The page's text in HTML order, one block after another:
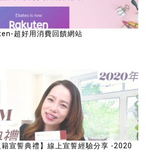
超好用消費回饋網站
宣誓典禮】線上宣誓經驗分享 -2020